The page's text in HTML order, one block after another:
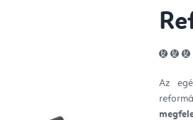
Az